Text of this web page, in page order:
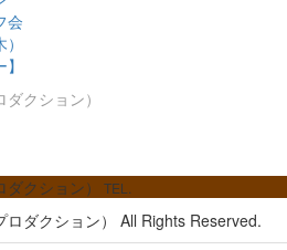
会
クション）
クション）
TEL.
ダクション） All Rights Reserved.